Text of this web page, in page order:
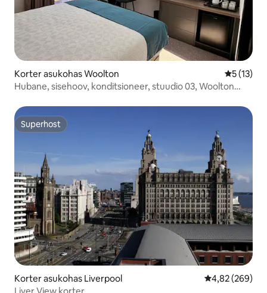
Korter asukohas Woolton
5 (13)
Hubane, sisehoov, konditsioneer, stuudio 03, Woolton
Superhost
Superhost
Korter asukohas Liverpool Keskmine
4,82 (269)